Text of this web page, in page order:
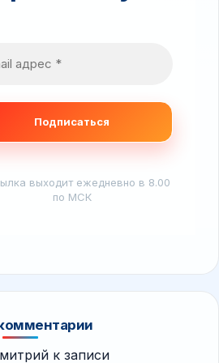
выходит ежедневно в 8.00
по МСК
к записи